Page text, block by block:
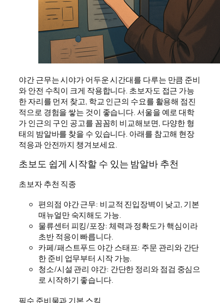
야간 근무는 시야가 어두운 시간대를 다루는 만큼 준비
와 안전 수칙이 크게 작용합니다. 초보자도 접근 가능
한 자리를 먼저 찾고, 학교 인근의 수요를 활용해 점진
적으로 경험을 쌓는 것이 좋습니다. 서울을 예로 대학
가 인근의 구인 공고를 꼼꼼히 비교해보면, 다양한 형
태의 밤알바를 찾을 수 있습니다. 아래를 참고해 현장
적응과 안전까지 챙겨보세요.
초보도 쉽게 시작할 수 있는 밤알바 추천
초보자 추천 직종
편의점 야간 근무: 비교적 진입장벽이 낮고, 기본
매뉴얼만 숙지해도 가능.
물류센터 피킹/포장: 체력과 정확도가 핵심이라
초반 적응이 빠릅니다.
카페/패스트푸드 야간 스태프: 주문 관리와 간단
한 준비 업무부터 시작 가능.
청소/시설 관리 야간: 간단한 정리와 점검 중심으
로 시작하기 좋습니다.
필수 준비물과 기본 스킬